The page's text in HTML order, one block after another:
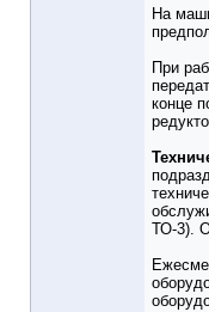
На
При
конце
ТО-3). О